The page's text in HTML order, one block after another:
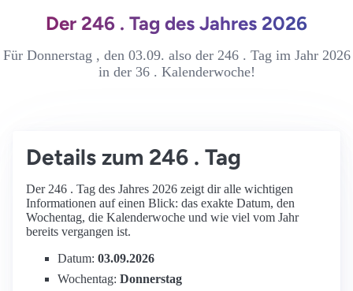
Der 246 . Tag des Jahres 2026
Für Donnerstag , den 03.09. also der 246 . Tag im Jahr 2026
in der 36 . Kalenderwoche!
Details zum 246 . Tag
Der 246 . Tag des Jahres 2026 zeigt dir alle wichtigen
Informationen auf einen Blick: das exakte Datum, den
Wochentag, die Kalenderwoche und wie viel vom Jahr
bereits vergangen ist.
Datum: 03.09.2026
Wochentag: Donnerstag